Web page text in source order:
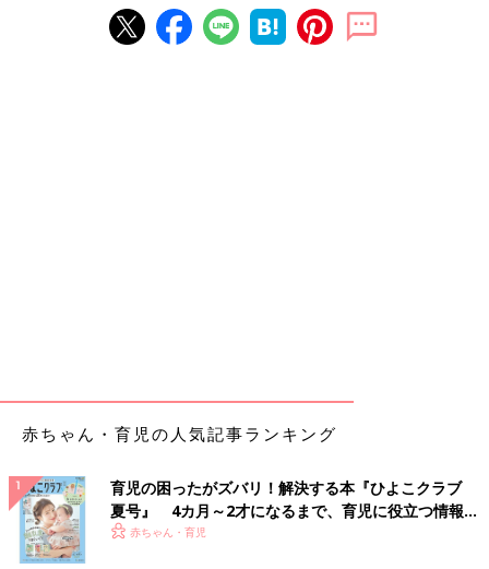
赤ちゃん・育児の人気記事ランキング
育児の困ったがズバリ！解決する本『ひよこクラブ
夏号』 4カ月～2才になるまで、育児に役立つ情報が
いっぱい！
赤ちゃん・育児